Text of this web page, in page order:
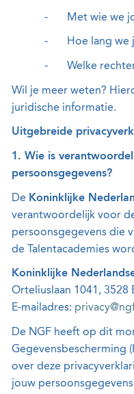
- Met wie we
- Hoe lang we
- Welke
Wil je meer weten?
juridische informatie.
Uitgebreide
1. Wie is
persoonsgegevens?
De Koninklijke
verantwoordelijk voor
persoonsgegevens die
de Talentacademies
Koninklijke
Orteliuslaan 1041, 3528
E-mailadres:
De NGF heeft op dit
Gegevensbescherming
over deze
jouw